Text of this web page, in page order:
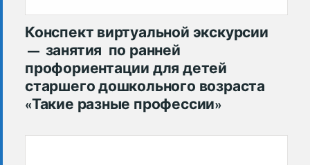
Конспект виртуальной экскурсии
— занятия по ранней
профориентации для детей
старшего дошкольного возраста
«Такие разные профессии»